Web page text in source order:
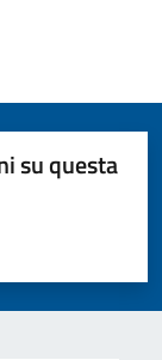
su questa